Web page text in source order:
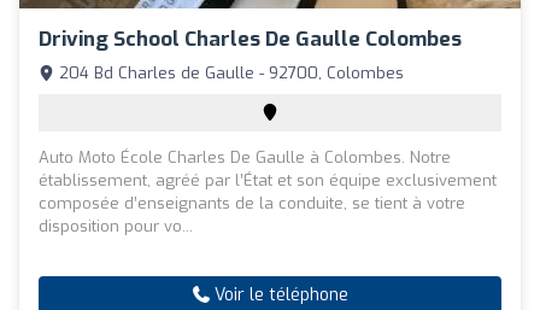
Driving School Charles De Gaulle Colombes
204 Bd Charles de Gaulle - 92700, Colombes
Auto Moto École Charles De Gaulle à Colombes. Notre
établissement, agréé par l’État et son équipe exclusivement
composée d’enseignants de la conduite, se tient à votre
disposition pour vo...
Voir le téléphone